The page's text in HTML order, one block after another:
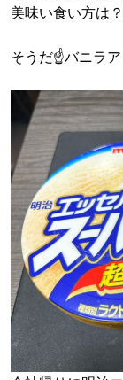
美味い食い方は
そうだ☝️バニラ